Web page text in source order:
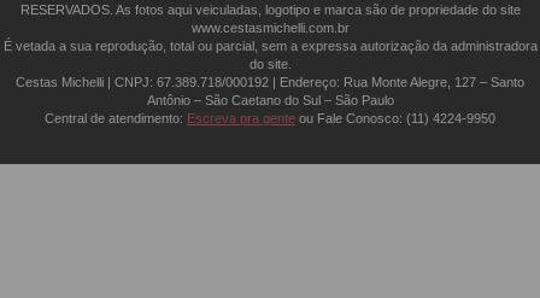
Chocolates
Frutas
RESERVADOS. As fotos aqui veiculadas, logotipo e marca são de propriedade do site
www.cestasmichelli.com.br
É vetada a sua reprodução, total ou parcial, sem a expressa autorização da administradora
do site.
Cestas Michelli | CNPJ: 67.389.718/0001­92 | Endereço: Rua Monte Alegre, 127 – Santo
Antônio – São Caetano do Sul – São Paulo
Central de atendimento: Escreva pra gente ou Fale Conosco: (11) 4224-9950